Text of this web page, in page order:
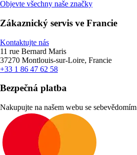
Objevte všechny naše značky
Zákaznický servis ve Francie
Kontaktujte nás
11 rue Bernard Maris
37270 Montlouis-sur-Loire, Francie
+33 1 86 47 62 58
Bezpečná platba
Nakupujte na našem webu se sebevědomím